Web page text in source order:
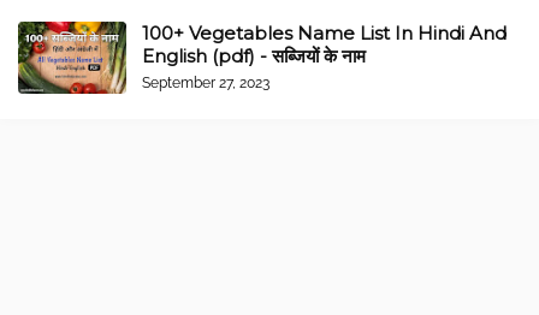
100+ Vegetables Name List In Hindi And
English (pdf) - सब्जियों के नाम
September 27, 2023